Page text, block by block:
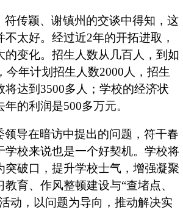
符传颖、谢镇州的交谈中得知，这
不太好。经过近2年的开拓进取，
的变化。招生人数从几百人，到如
今年计划招生人数2000 人，招生
将达到 3500多人；学校的经济状
年的利润是500多万元。
领导在暗访中提出的问题，符干春
学校来说也是一个好契机。学校将
突破口，提升学校士气，增强凝聚
育、作风整顿建设与“查堵点、
动，以问题为导向，推动解决实